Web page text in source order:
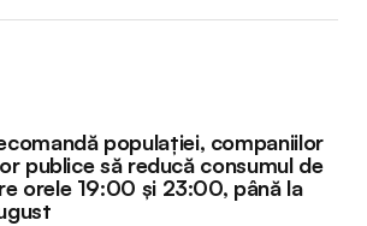
populației, companiilor
publice să reducă consumul de
orele 19:00 și 23:00, până la